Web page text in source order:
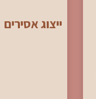
ייצוג אסירים